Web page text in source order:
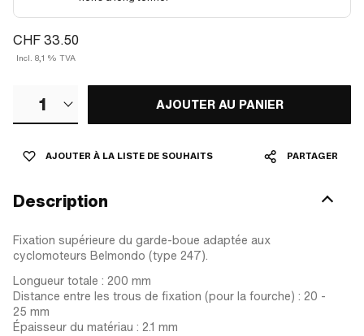
CHF 33.50
Incl. 8,1 % TVA
1 AJOUTER AU PANIER
AJOUTER À LA LISTE DE SOUHAITS PARTAGER
Description
Fixation supérieure du garde-boue adaptée aux
cyclomoteurs Belmondo (type 247).
Longueur totale : 200 mm
Distance entre les trous de fixation (pour la fourche) : 20 -
25 mm
Épaisseur du matériau : 2.1 mm